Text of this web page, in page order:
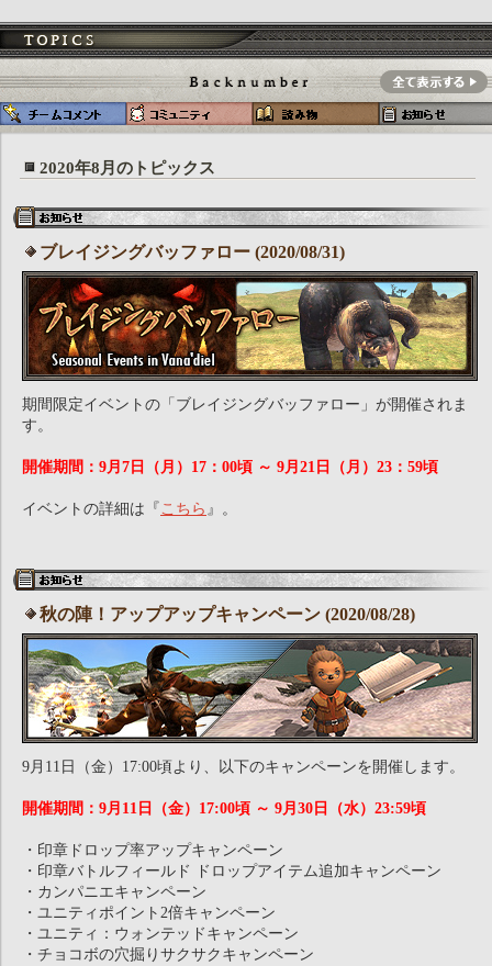
2020年8月のトピックス
ブレイジングバッファロー (2020/08/31)
期間限定イベントの「ブレイジングバッファロー」が開催されま
す。
開催期間：9月7日（月）17：00頃 ～ 9月21日（月）23：59頃
イベントの詳細は『 こちら 』。
秋の陣！アップアップキャンペーン (2020/08/28)
9月11日（金）17:00頃より、以下のキャンペーンを開催します。
開催期間：9月11日（金）17:00頃 ～ 9月30日（水）23:59頃
・印章ドロップ率アップキャンペーン
・印章バトルフィールド ドロップアイテム追加キャンペーン
・カンパニエキャンペーン
・ユニティポイント2倍キャンペーン
・ユニティ：ウォンテッドキャンペーン
・チョコボの穴掘りサクサクキャンペーン